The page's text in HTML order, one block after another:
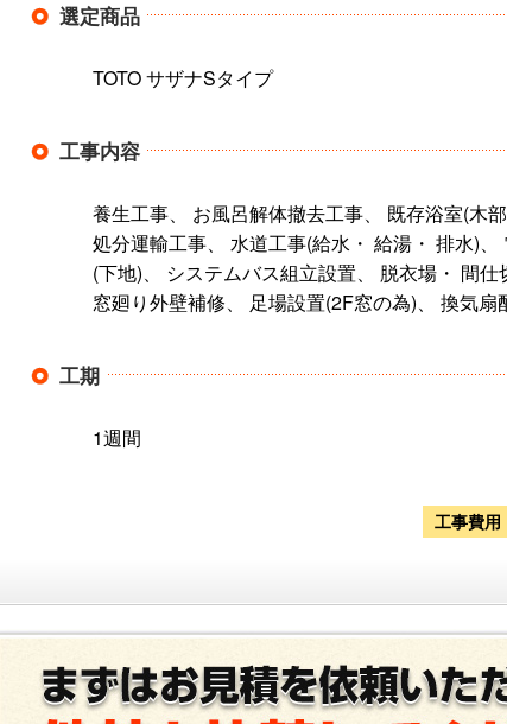
選定商品
TOTO サザナSタイプ
工事内容
養生工事、 お風呂解体撤去工事、 既存浴室(木部
処分運輸工事、 水道工事(給水・ 給湯・ 排水)
(下地)、 システムバス組立設置、 脱衣場・ 間仕
窓廻り外壁補修、 足場設置(2F窓の為)、 換気扇
工期
1週間
工事費用